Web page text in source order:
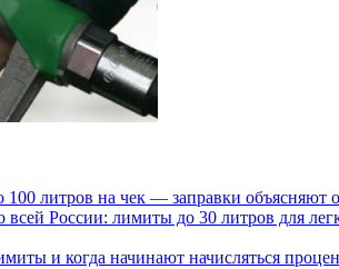
литров на чек — заправки объясняют
всей России: лимиты до 30 литров для
и когда начинают начисляться